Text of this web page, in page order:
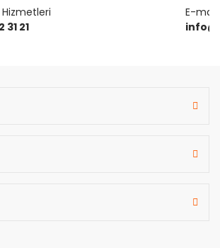
sitelerden daha pahalı.
farklı alternatifler olmalı.
31 21
E-mail